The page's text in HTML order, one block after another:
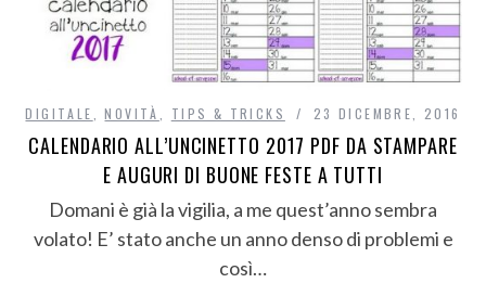
DIGITALE ,NOVITÀ TIPS & TRICKS 23 DICEMBRE, 2016
CALENDARIO ALL’UNCINETTO 2017 PDF DA STAMPARE
E AUGURI DI BUONE FESTE A TUTTI
Domani è già la vigilia, a me quest’anno sembra
volato! E’ stato anche un anno denso di problemi e
così…